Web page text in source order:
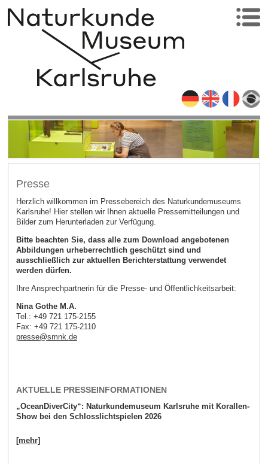
Presse
Herzlich willkommen im Pressebereich des Naturkundemuseums
Karlsruhe! Hier stellen wir Ihnen aktuelle Pressemitteilungen und
Bilder zum Herunterladen zur Verfügung.
Bitte beachten Sie, dass alle zum Download angebotenen
Abbildungen urheberrechtlich geschützt sind und
ausschließlich zur aktuellen Berichterstattung verwendet
werden dürfen.
Ihre Ansprechpartnerin für die Presse- und Öffentlichkeitsarbeit:
Nina Gothe M.A.
Tel.: +49 721 175-2155
Fax: +49 721 175-2110
presse@smnk de
AKTUELLE PRESSEINFORMATIONEN
„OceanDiverCity“: Naturkundemuseum Karlsruhe mit Korallen-
Show bei den Schlosslichtspielen 2026
[mehr]